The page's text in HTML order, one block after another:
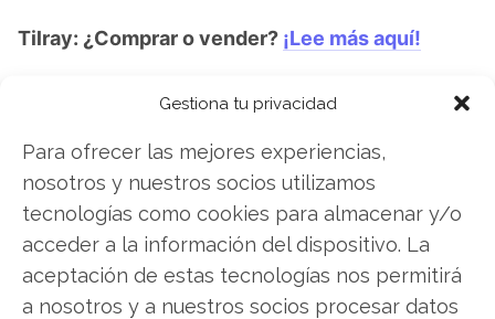
Gestiona tu privacidad
Para ofrecer las mejores experiencias,
nosotros y nuestros socios utilizamos
tecnologías como cookies para almacenar y/o
acceder a la información del dispositivo. La
aceptación de estas tecnologías nos permitirá
a nosotros y a nuestros socios procesar datos
Tilray: ¿Comprar o vender? ¡Lee más aquí!
Compartir este artículo